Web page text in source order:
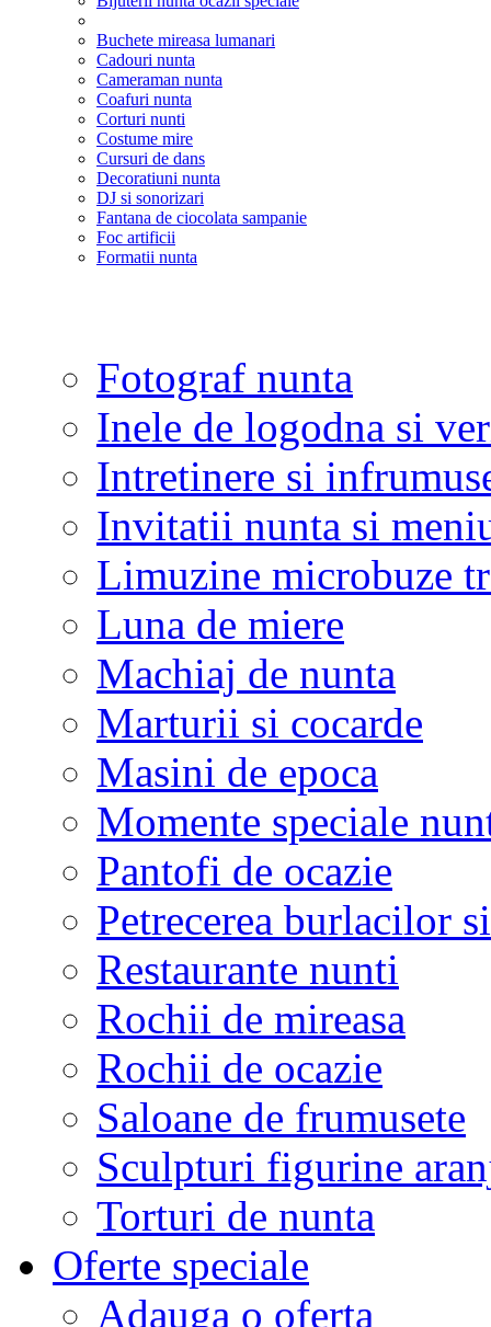
Buchete mireasa lumanari
Cadouri nunta
Cameraman nunta
Coafuri nunta
Corturi nunti
Costume mire
Cursuri de dans
Decoratiuni nunta
DJ si sonorizari
Fantana de ciocolata sampanie
Foc artificii
Formatii nunta
Fotograf nunta
Inele de logodna si
Intretinere si
Invitatii nunta si
Limuzine microbuze
Luna de miere
Machiaj de nunta
Marturii si cocarde
Masini de epoca
Momente speciale
Pantofi de ocazie
Petrecerea burlacilor
Restaurante nunti
Rochii de mireasa
Rochii de ocazie
Saloane de frumusete
Sculpturi figurine
Torturi de nunta
Oferte speciale
Adauga o oferta